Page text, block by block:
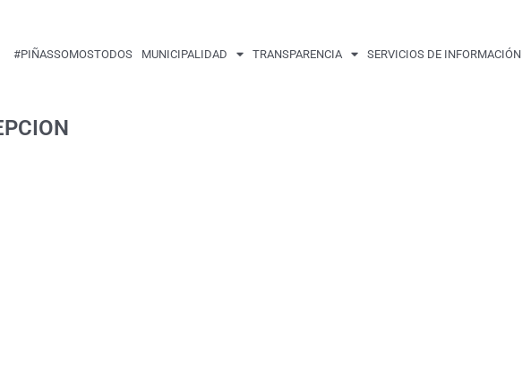
#PIÑASSOMOSTODOS MUNICIPALIDAD TRANSPARENCIA SERVICIOS DE INFORMACIÓN